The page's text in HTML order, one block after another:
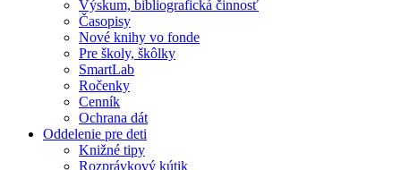
Výskum, bibliografická činnosť
Časopisy
Nové knihy vo fonde
Pre školy, škôlky
SmartLab
Ročenky
Cenník
Ochrana dát
Oddelenie pre deti
Knižné tipy
Rozprávkový kútik